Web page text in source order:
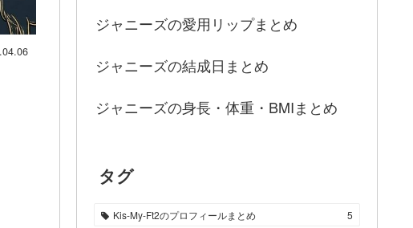
ジャニーズの愛用リップまとめ
ジャニーズの結成日まとめ
ジャニーズの身長・体重・BMIまとめ
タグ
Kis-My-Ft2のプロフィールまとめ
5